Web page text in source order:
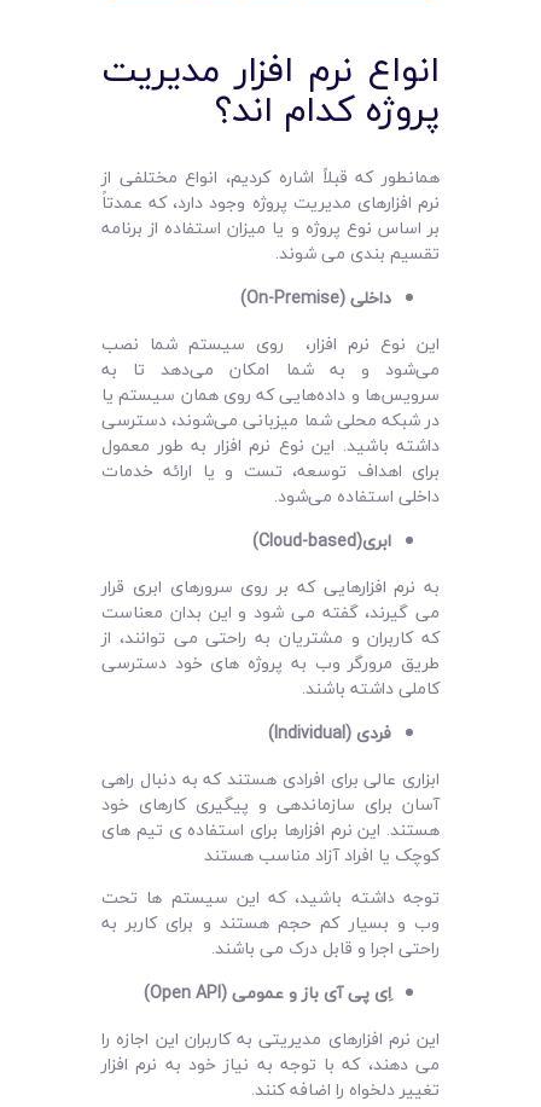
انواع نرم افزار مدیریت
پروژه کدام‌ اند؟
همانطور که قبلاً اشاره کردیم، انواع مختلفی از
نرم‌ افزارهای مدیریت پروژه وجود دارد، که عمدتاً
بر اساس نوع پروژه و یا میزان استفاده از برنامه
تقسیم بندی می ‌شوند.
داخلی (On-Premise
)
این نوع نرم ‌افزار، روی سیستم شما نصب
می‌شود و به شما امکان می‌دهد تا به
سرویس‌ها و داده‌هایی که روی همان سیستم یا
در شبکه محلی شما میزبانی می‌شوند، دسترسی
داشته باشید. این نوع نرم افزار به طور معمول
برای اهداف توسعه، تست و یا ارائه خدمات
داخلی استفاده می‌شود.
ابری(Cloud-based
)
به نرم‌ افزارهایی که بر روی سرورهای ابری قرار
می ‌گیرند، گفته می‌ شود و این بدان معناست
که کاربران و مشتریان به راحتی می‌ توانند، از
طریق مرورگر وب به پروژه‌ های خود دسترسی
کاملی داشته باشند.
فردی (Individual
)
ابزاری عالی برای افرادی هستند که به دنبال راهی
آسان برای سازماندهی و پیگیری کارهای خود
هستند. این نرم افزارها برای استفاده ی تیم های
کوچک یا افراد آزاد مناسب هستند
توجه داشته باشید، که این سیستم‌ ها تحت
وب و بسیار کم حجم هستند و برای کاربر به
راحتی اجرا و قابل درک می ‌باشند.
اِی ‌پی ‌آی باز و عمومی (Open API
)
این نرم ‌افزارهای مدیریتی به کاربران این اجازه را
می ‌دهند، که با توجه به نیاز خود به نرم‌ افزار
تغییر دلخواه را اضافه کنند.